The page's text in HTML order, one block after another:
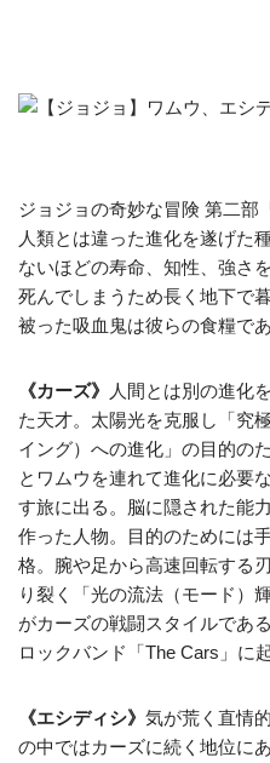
ジョジョの奇妙な冒険 第二部
人類とは違った進化を遂げた
ないほどの寿命、知性、強さ
死んでしまうため長く地下で
被った吸血鬼は彼らの食糧であ
《カーズ》 人間とは別の進化
た天才。太陽光を克服し「究
イング）への進化」の目的の
とワムウを連れて進化に必要
す旅に出る。脳に隠された能
作った人物。目的のためには
格。腕や足から高速回転する
り裂く「光の流法（モード）
がカーズの戦闘スタイルであ
ロックバンド「The Cars」に
《エシディシ》 気が荒く直情
の中ではカーズに続く地位に